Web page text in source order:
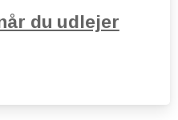
du udlejer